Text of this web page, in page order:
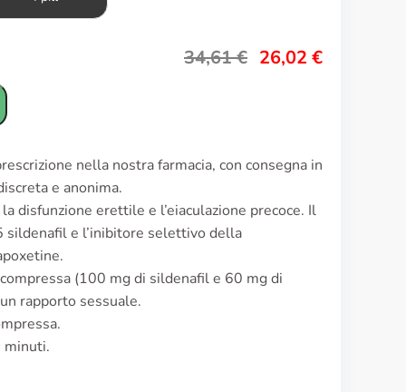
34,61€ 26,02 €
nella nostra farmacia, con consegna in
e anonima.
disfunzione erettile e l’eiaculazione precoce. Il
sildenafil e l’inibitore selettivo della
(100 mg di sildenafil e 60 mg di
rapporto sessuale.
minuti.